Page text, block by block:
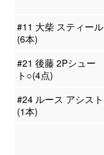
#11 大柴 スティール
(6本)
#21 後藤 2Pシュー
ト○(4点)
#24 ルース アシスト
(1本)